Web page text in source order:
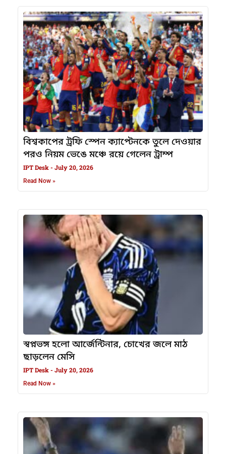
বিশ্বকাপের ট্রফি স্পেন ক্যাপ্টেনকে তুলে দেওয়ার
পরও নিয়ম ভেঙে মঞ্চে রয়ে গেলেন ট্রাম্প
IPT Desk July 20, 2026
Read Now »
স্বপ্নভঙ্গ হলো আর্জেন্টিনার, চোখের জলে মাঠ
ছাড়লেন মেসি
IPT Desk July 20, 2026
Read Now »